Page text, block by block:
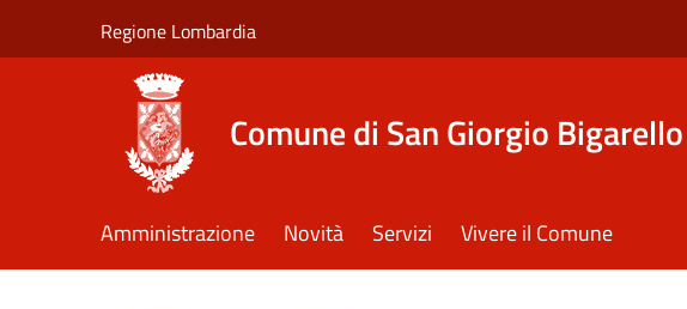
Regione Lombardia
Comune di San Giorgio Bigarello
Amministrazione Novità Servizi Vivere il Comune